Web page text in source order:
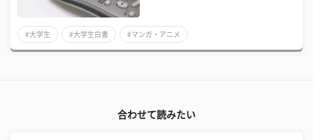
#大学生 #大学生白書 #マンガ・アニメ
合わせて読みたい